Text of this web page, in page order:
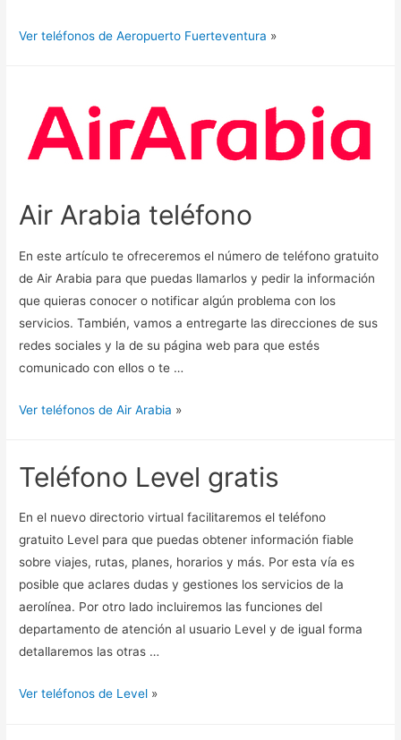
Ver teléfonos de Aeropuerto Fuerteventura »
Air Arabia teléfono
En este artículo te ofreceremos el número de teléfono gratuito
de Air Arabia para que puedas llamarlos y pedir la información
que quieras conocer o notificar algún problema con los
servicios. También, vamos a entregarte las direcciones de sus
redes sociales y la de su página web para que estés
comunicado con ellos o te …
Ver teléfonos de Air Arabia »
Teléfono Level gratis
En el nuevo directorio virtual facilitaremos el teléfono
gratuito Level para que puedas obtener información fiable
sobre viajes, rutas, planes, horarios y más. Por esta vía es
posible que aclares dudas y gestiones los servicios de la
aerolínea. Por otro lado incluiremos las funciones del
departamento de atención al usuario Level y de igual forma
detallaremos las otras …
Ver teléfonos de Level »